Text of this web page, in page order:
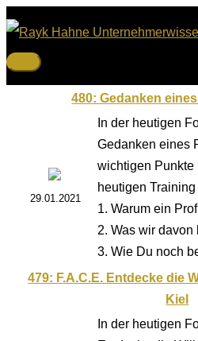
Zum
Inhalt
springen
Hauptmenü
480: Gedanken
29.01.2021
In der heutigen
Gedanken eines
wichtigen Punkte
heutigen
1. Warum ein
2. Was wir davon
3. Wie Du noch
479: F.A.C.E. Entdecke die
Kiel
In der heutigen